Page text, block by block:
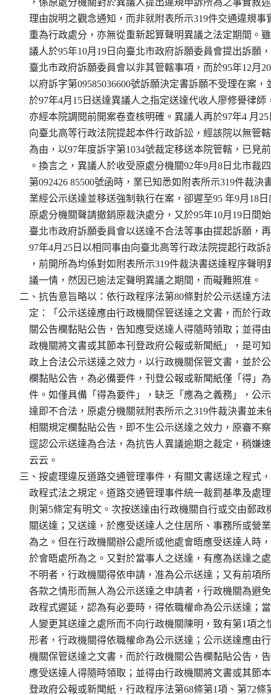
，係原處分機關對於異議人提出違規申訴所為之事實敘
理由說明之觀念通知，而非就附表所示319件交通違規事
重為行政處分，亦無從重新起算聲明異議之法定期間。
議人於95年10月19日向臺北市政府訴願委員會提出訴願
臺北市政府訴願委員會以非其管轄事項，而於95年12月
以府訴字第09585036600號訴願決定書訴願不受理在案，
於97年4月15日送達異議人之指定送達代收人廖修譽律師
亦經本院調閱前開案卷查核明確。異議人再於97年4 月25
向臺北高等行政法院提起本件行政訴訟，經該院以無管
為由，以97年度訴字第1034號裁定移送本院管轄，已見
。換言之，異議人於收受原處分機關92年9月8日北市裁
第092426 85500號函時，業已知悉如附表所示319件裁決
業經公示送達並移送強制執行在案，卻遲至95 年9月18日
原處分機關聲請撤銷原裁決處分，又於95年10月19日間
臺北市政府訴願委員會以送達不合法等事由提起訴願，
97年4月25日以相同事由向臺北高等行政法院提起行政訴
，前開所為均係對如附表所示319件裁決書送達程序聲明
    議一情，然因已逾法定聲明異議之期間，而礙難照准。
二、抗告意旨略以：依行政程序法第80條對於公示送達方
定：「公示送達應由行政機關保管送達之文書，而於行
關公告欄黏貼公告，告知應受送達人得隨時領取；並得
政機關將文書或其節本刊登政府公報或新聞紙」，是可
政上合法公示送達之效力，以行政機關保管文書，並於
欄黏貼公告，為必備要件，刊登公報或新聞紙僅「得」
件。如僅具備「得為要件」，缺乏「應為之義務」，公
達即不合法，原處分機關就附表所示之319件裁決書並未
相關規定欄黏貼公告，即不生公示送達之效力，原審不
逕認公示送達為合法，為抗告人異議逾期之裁定，稍嫌
    云云。
三、按處理違反道路交通管理事件，有關文書送達之程式
政程式法之規定。道路交通管理事件統一裁罰基準及處
則第5條定有明文。次按送達由行政機關自行或交由郵政
關送達；又送達，於應受送達人之住居所、事務所或營
為之。但在行政機關辦公處所或他處會晤應受送達人時
於會晤處所為之。又對於當事人之送達，有應為送達之
不明者，行政機關得依申請，准為公示送達；又有前項
各款之情形而無人為公示送達之申請者，行政機關為避
政程式遲延，認為有必要時，得依職權命為公示送達；
人變更其送達之處所而不向行政機關陳明，致有第1項之
形者，行政機關得依職權命為公示送達；公示送達應由
機關保管送達之文書，而於行政機關公告欄黏貼公告，
應受送達人得隨時領取；並得由行政機關將文書或其節
登政府公報或新聞紙，行政程序法第68條第1項、第72條